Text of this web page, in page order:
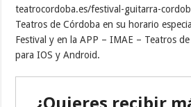
teatrocordoba.es/festival-guitarra-
Teatros de Córdoba en su horario
Festival y en la APP – IMAE – Teatros
para IOS y Android.